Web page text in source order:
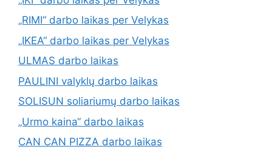
„RIMI“ darbo laikas per Velykas
„IKEA“ darbo laikas per Velykas
ULMAS darbo laikas
PAULINI valyklų darbo laikas
SOLISUN soliariumų darbo laikas
„Urmo kaina“ darbo laikas
CAN CAN PIZZA darbo laikas